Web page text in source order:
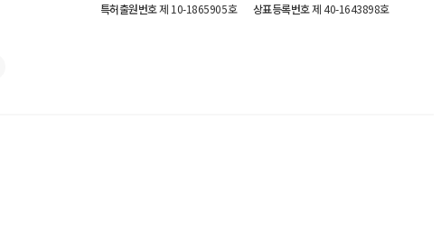
특허출원번호제 10-1865905호 상표등록번호제 40-1643898호